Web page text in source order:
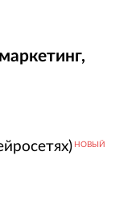
НОВЫЙ